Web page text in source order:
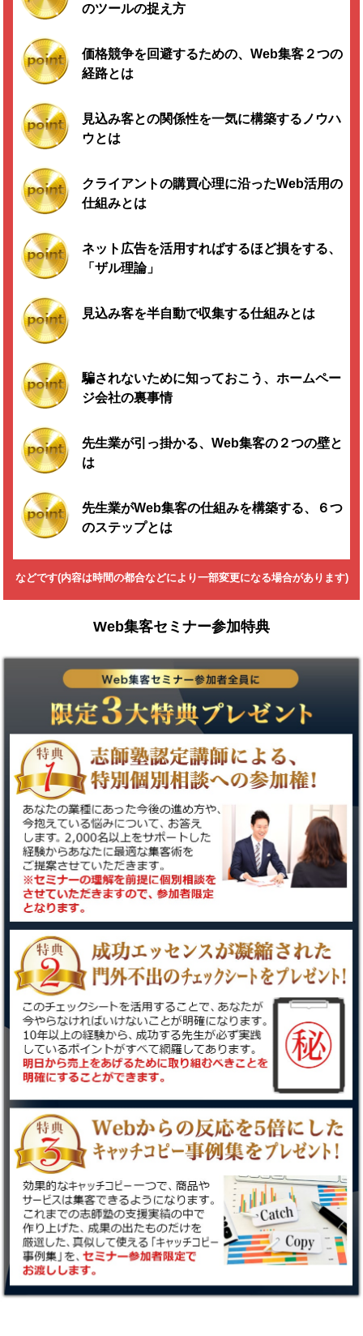
のツールの捉え方
価格競争を回避するための、Web集客２つの
経路とは
見込み客との関係性を一気に構築するノウハ
ウとは
クライアントの購買心理に沿ったWeb活用の
仕組みとは
ネット広告を活用すればするほど損をする、
「ザル理論」
見込み客を半自動で収集する仕組みとは
騙されないために知っておこう、ホームペー
ジ会社の裏事情
先生業が引っ掛かる、Web集客の２つの壁と
は
先生業がWeb集客の仕組みを構築する、６つ
のステップとは
などです(内容は時間の都合などにより一部変更になる場合があります)
Web集客セミナー参加特典